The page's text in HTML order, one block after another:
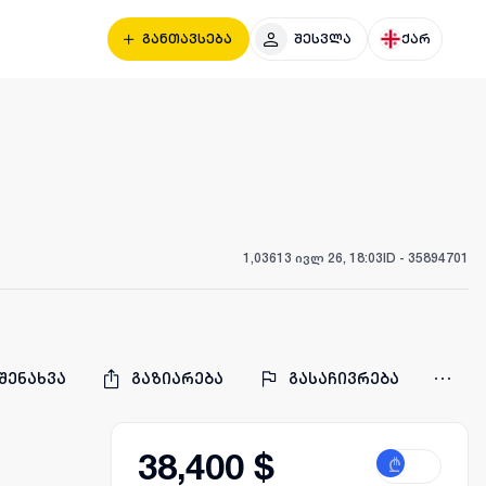
განთავსება შესვლა ქარ
1,03613 ივლ 26, 18:03ID - 35894701
გაზიარება გასაჩივრება
38,400 $ ₾